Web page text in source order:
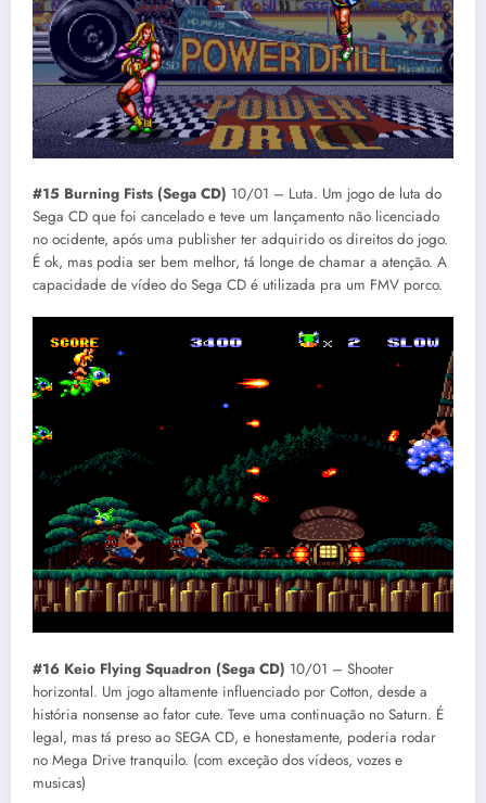
#15 Burning Fists (Sega CD) 10/01 – Luta. Um jogo de luta do
Sega CD que foi cancelado e teve um lançamento não licenciado
no ocidente, após uma publisher ter adquirido os direitos do jogo.
É ok, mas podia ser bem melhor, tá longe de chamar a atenção. A
capacidade de vídeo do Sega CD é utilizada pra um FMV porco.
#16 Keio Flying Squadron (Sega CD) 10/01 – Shooter
horizontal. Um jogo altamente influenciado por Cotton, desde a
história nonsense ao fator cute. Teve uma continuação no Saturn. É
legal, mas tá preso ao SEGA CD, e honestamente, poderia rodar
no Mega Drive tranquilo. (com exceção dos vídeos, vozes e
musicas)